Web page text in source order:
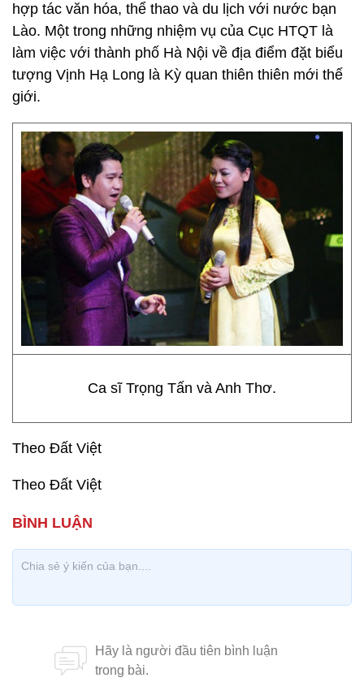
hợp tác văn hóa, thể thao và du lịch với nước bạn
Lào. Một trong những nhiệm vụ của Cục HTQT là
làm việc với thành phố Hà Nội về địa điểm đặt biểu
tượng Vịnh Hạ Long là Kỳ quan thiên thiên mới thế
giới.
Ca sĩ Trọng Tấn và Anh Thơ.
Theo Đất Việt
Theo Đất Việt